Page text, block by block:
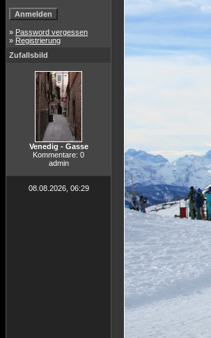
» Password vergessen
» Registrierung
Zufallsbild
Venedig - Gasse
Kommentare: 0
admin
08.08.2026, 06:29